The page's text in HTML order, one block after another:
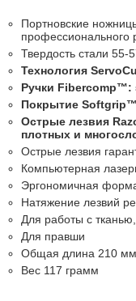
Портновские
профессионального
Твердость стали 55-
Технология
Ручки Fibercomp™:
Покрытие
Острые лезвия
плотных и
Острые лезвия
Компьютерная
Эргономичная
Натяжение лезвий
Для работы с
Для правши
Общая длина 210 мм
Вес 117 грамм